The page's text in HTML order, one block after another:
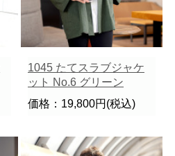
1045 たてスラブジャケ
ット No.6 グリーン
価格：19,800円(税込)